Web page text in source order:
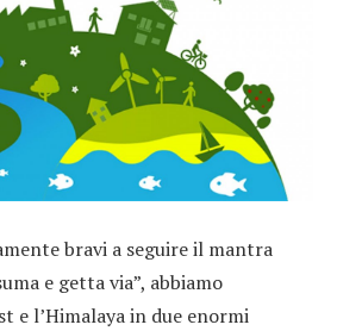
bravi a seguire il mantra
e getta via”, abbiamo
e l’Himalaya in due enormi